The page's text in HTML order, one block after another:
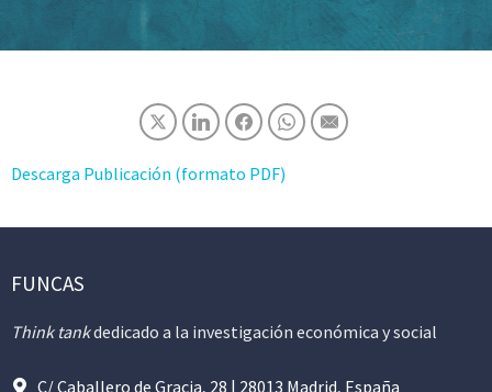
Descarga Publicación (formato PDF)
FUNCAS
Think tankdedicado a la investigación económica y social
C/ Caballero de Gracia, 28 | 28013 Madrid, España